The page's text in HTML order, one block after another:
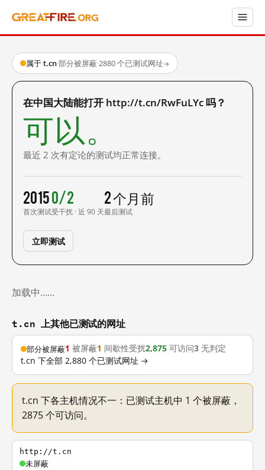
属于 t.cn·部分被屏蔽·2880 个已测试网址→
在中国大陆能打开 http://t.cn/RwFuLYc 吗？
可以。
最近 2 次有定论的测试均正常连接。
2015
首次测试
0/2
受干扰 · 近 90 天
2 个月前
最后测试
立即测试
加载中……
t.cn 上其他已测试的网址
部分被屏蔽1 被屏蔽1 间歇性受扰2,875 可访问3 无判定
t.cn 下全部 2,880 个已测试网址 →
t.cn 下各主机情况不一：已测试主机中 1 个被屏蔽，
2875 个可访问。
http://t.cn
未屏蔽